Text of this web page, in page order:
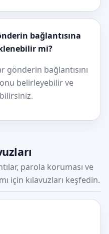
bağlantısına
mi?
gönderin bağlantısını
belirleyebilir ve
parola koruması ve
için kılavuzları keşfedin.